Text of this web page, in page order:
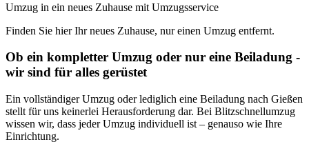
Umzug in ein neues Zuhause mit Umzugsservice
Finden Sie hier Ihr neues Zuhause, nur einen Umzug entfernt.
Ob ein kompletter Umzug oder nur eine Beiladung -
wir sind für alles gerüstet
Ein vollständiger Umzug oder lediglich eine Beiladung nach Gießen
stellt für uns keinerlei Herausforderung dar. Bei Blitzschnellumzug
wissen wir, dass jeder Umzug individuell ist – genauso wie Ihre
Einrichtung.